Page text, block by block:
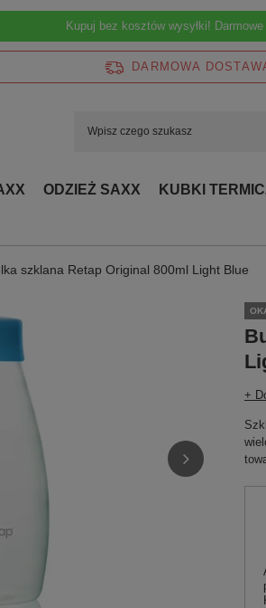
Kupuj bez kosztów wysyłki!
DARMOWA
ODZIEŻ SAXX KUBKI
szklana Retap Original 800ml Light Blue
+